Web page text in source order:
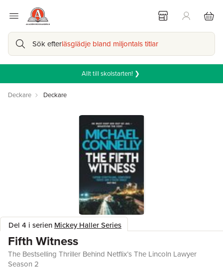
Sök efterläsglädje bland miljontals titlar
Allt till skolstarten! ❯
Deckare Deckare
Del 4 i serien Mickey Haller Series
Fifth Witness
The Bestselling Thriller Behind Netflix’s The Lincoln Lawyer
Season 2